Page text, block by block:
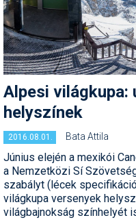
Alpesi világkupa:
helyszínek
2016.08.01. Bata Attila
Június elején a mexikói
a Nemzetközi Sí
szabályt (lécek
világkupa versenyek
világbajnokság színhelyét